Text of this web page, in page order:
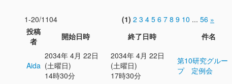
1-20/1104 (1) 2 3 4 5 6 7 8 9 10 ... 56 »
投稿
者
開始日時 終了日時 件名
Aida
2034年 4月 22日
(土曜日)
14時30分
2034年 4月 22日
(土曜日)
17時30分
第10研究グルー
プ 定例会